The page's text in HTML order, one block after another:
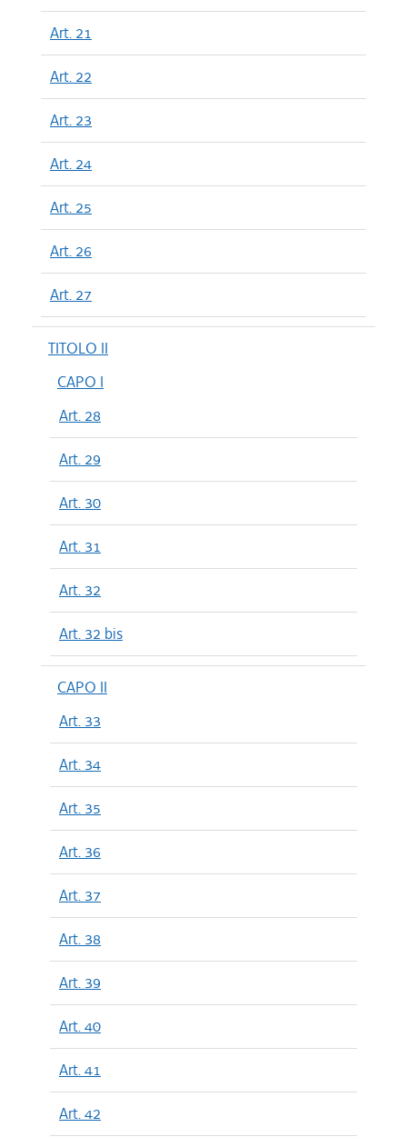
Art. 21
Art. 22
Art. 23
Art. 24
Art. 25
Art. 26
Art. 27
TITOLO II
CAPO I
Art. 28
Art. 29
Art. 30
Art. 31
Art. 32
Art. 32 bis
CAPO II
Art. 33
Art. 34
Art. 35
Art. 36
Art. 37
Art. 38
Art. 39
Art. 40
Art. 41
Art. 42